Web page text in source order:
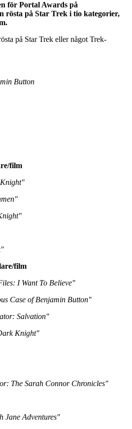
för Portal Awards på
rösta på Star Trek i tio kategorier,
på Star Trek eller något Trek-
Button
film
film
I Want To Believe"
Case of Benjamin Button"
Salvation"
Knight"
The Sarah Connor Chronicles"
Jane Adventures"